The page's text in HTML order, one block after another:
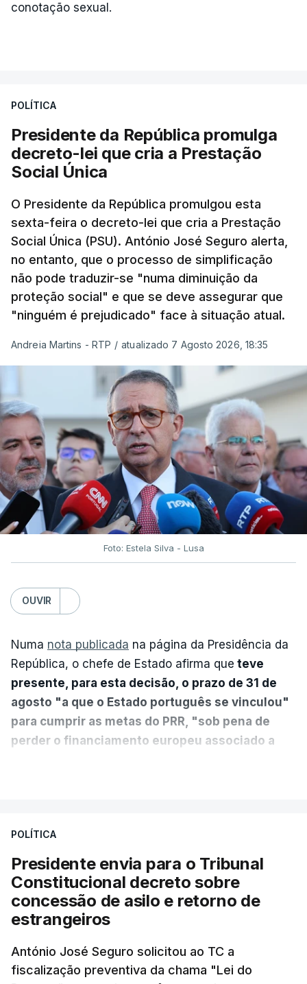
conotação sexual.
POLÍTICA
Presidente da República promulga
decreto-lei que cria a Prestação
Social Única
O Presidente da República promulgou esta
sexta-feira o decreto-lei que cria a Prestação
Social Única (PSU). António José Seguro alerta,
no entanto, que o processo de simplificação
não pode traduzir-se "numa diminuição da
proteção social" e que se deve assegurar que
"ninguém é prejudicado" face à situação atual.
Andreia Martins - RTP / atualizado 7 Agosto 2026, 18:35
Foto: Estela Silva - Lusa
OUVIR
Numa nota publicada na página da Presidência da
República, o chefe de Estado afirma que teve
presente, para esta decisão, o prazo de 31 de
agosto "a que o Estado português se vinculou"
para cumprir as metas do PRR, "sob pena de
perder o financiamento europeu associado a
sistema mais simples, mais justo e transparente".
"Sempre que seja possível reduzir burocracias,
eliminar sobreposições e garantir que os apoios
chegam a quem mais necessita, estaremos a dar
um passo na direção certa", argumenta o
Presidente da República.
POLÍTICA
Presidente envia para o Tribunal
Constitucional decreto sobre
concessão de asilo e retorno de
estrangeiros
António José Seguro solicitou ao TC a
fiscalização preventiva da chama "Lei do